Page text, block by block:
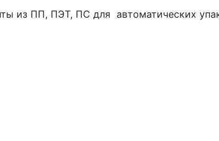
из ПП, ПЭТ, ПС для автоматических